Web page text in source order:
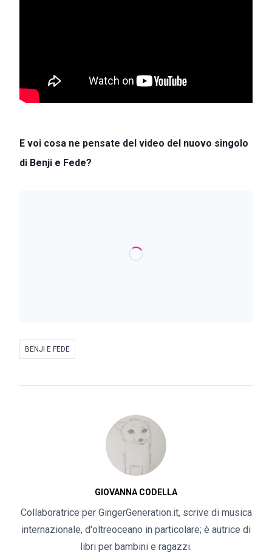
E voi cosa ne pensate del video del nuovo singolo
di Benji e Fede?
BENJI E FEDE
GIOVANNA CODELLA
Collaboratrice per GingerGeneration.it, scrive di musica
internazionale, d'oltreoceano in particolare; è autrice di
libri per bambini e ragazzi.